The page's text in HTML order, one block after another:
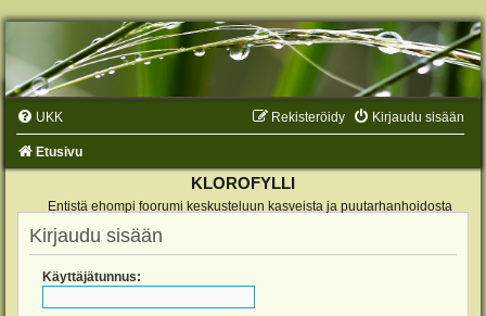
UKK Kirjaudu sisään
Rekisteröidy
Etusivu
KLOROFYLLI
Entistä ehompi foorumi keskusteluun kasveista ja puutarhanhoidosta
Kirjaudu sisään
Käyttäjätunnus: